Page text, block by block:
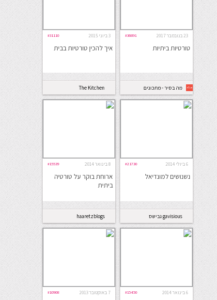
23 בנובמבר 2017 #36891
טורטיות ביתיות
מה בסיר - מתכונים
ואוכל
3 ביוני 2015 #31110
איך להכין טורטיות בבית
The Kitchen
Coach
6 ביולי 2014 #21730
נשנושים למונדיאל
gavisious גבישס
8 בינואר 2014 #15539
ארוחת בוקר על טורטיה
ביתית
haaretzblogs
6 בינואר 2014 #15450 7 באוקטובר 2013 #10908